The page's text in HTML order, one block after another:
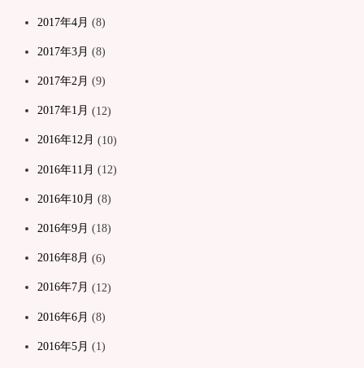
2017年4月 (8)
2017年3月 (8)
2017年2月 (9)
2017年1月 (12)
2016年12月 (10)
2016年11月 (12)
2016年10月 (8)
2016年9月 (18)
2016年8月 (6)
2016年7月 (12)
2016年6月 (8)
2016年5月 (1)